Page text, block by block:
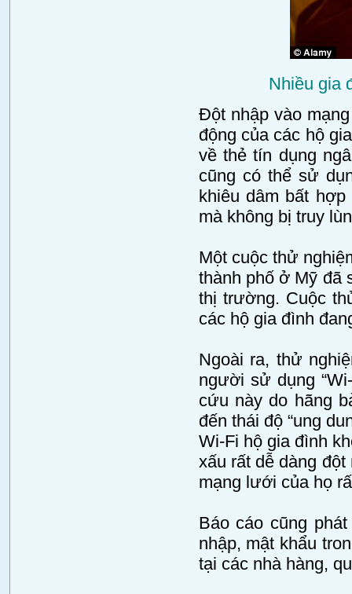
Nhiều gia
Đột nhập vào
động của các hộ
về thẻ tín dụng
cũng có thể sử
khiêu dâm bất
mà không bị truy
Một cuộc thử
thành phố ở Mỹ đã
thị trường. Cuộc
các hộ gia đình
Ngoài ra, thử
người sử dụng
cứu này do hãng
đến thái độ “ung
Wi-Fi hộ gia đình
xấu rất dễ dàng
mạng lưới của họ
Báo cáo cũng
nhập, mật khẩu
tại các nhà hàng,